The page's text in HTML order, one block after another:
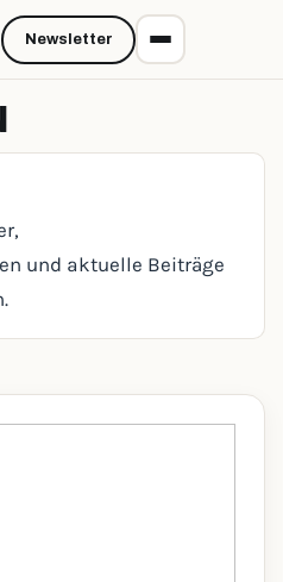
und aktuelle Beiträge
Newsletter